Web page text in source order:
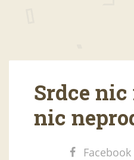
Srdce
nic
Facebook